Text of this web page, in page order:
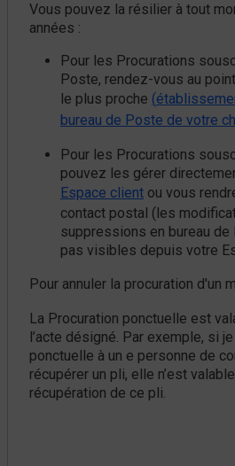
Vous pouvez la résilier à tout
années :
Pour les Procurations
Poste, rendez-vous au
le plus proche (
bureau de Poste de votre
Pour les Procurations
pouvez les gérer
Espace client ou vous
contact postal (les
suppressions en bureau
pas visibles depuis votre
Pour annuler la procuration d'un
La Procuration ponctuelle est
l’acte désigné. Par exemple, si
ponctuelle à un e personne de
récupérer un pli, elle n’est
récupération de ce pli.